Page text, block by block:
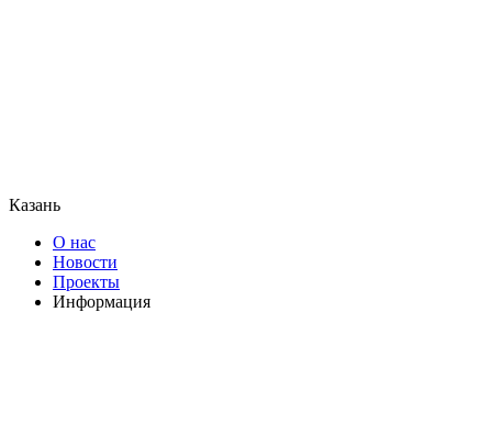
Казань
О нас
Новости
Проекты
Информация